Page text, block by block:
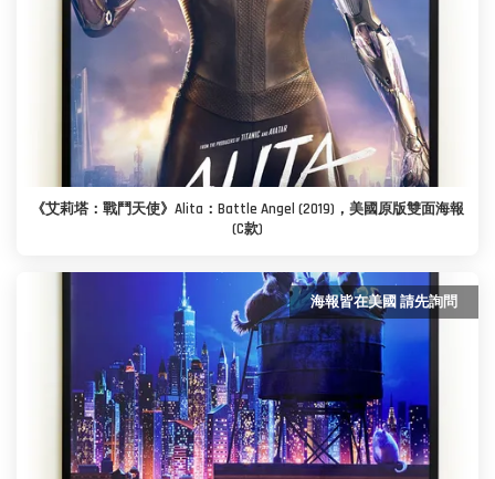
《艾莉塔：戰鬥天使》Alita：Battle Angel (2019)，美國原版雙面海報
(C款)
海報皆在美國 請先詢問